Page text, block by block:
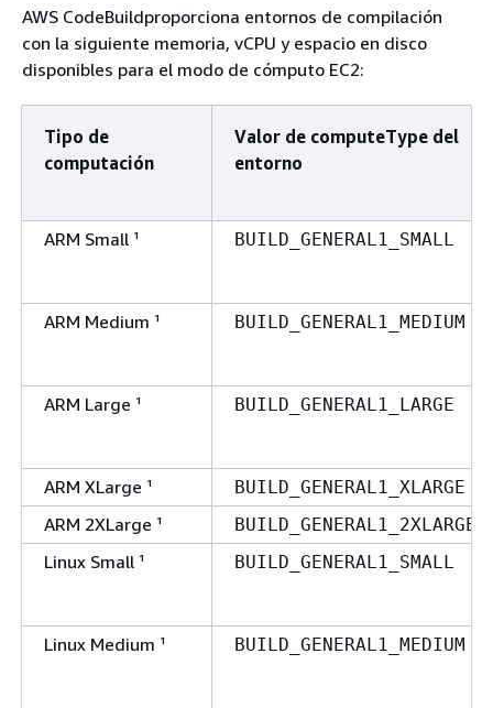
AWS CodeBuildproporciona entornos de compilación
con la siguiente memoria, vCPU y espacio en disco
disponibles para el modo de cómputo EC2:
Tipo de
computación
Valor de computeType del
entorno
ARM Small ¹ BUILD_GENERAL1_SMALL
ARM Medium ¹ BUILD_GENERAL1_MEDIUM
ARM Large ¹ BUILD_GENERAL1_LARGE
ARM XLarge ¹ BUILD_GENERAL1_XLARGE
ARM 2XLarge ¹ BUILD_GENERAL1_2XLARGE
Linux Small ¹ BUILD_GENERAL1_SMALL
Linux Medium ¹ BUILD_GENERAL1_MEDIUM